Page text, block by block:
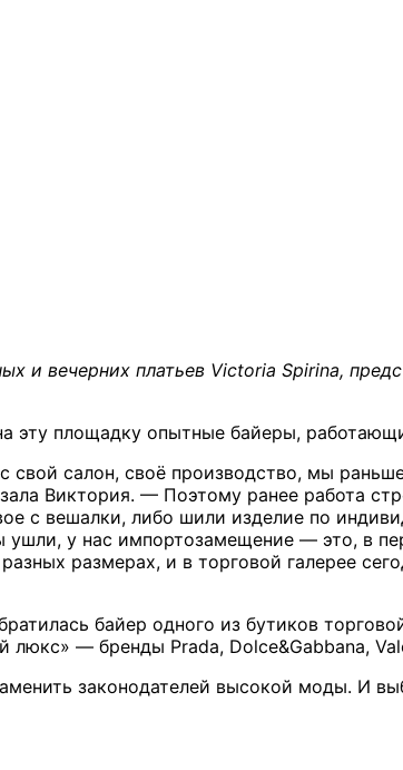
и вечерних платьев Victoria Spirina,
эту площадку опытные байеры,
салон, своё производство, мы
Виктория. — Поэтому ранее работа
с вешалки, либо шили изделие по
ушли, у нас импортозамещение — это, в
размерах, и в торговой галерее
байер одного из бутиков
— бренды Prada, Dolce&Gabbana,
законодателей высокой моды. И